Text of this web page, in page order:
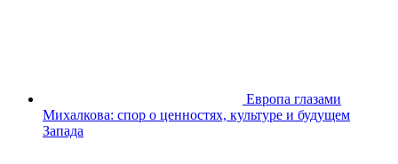
Европа глазами
Михалкова: спор о ценностях, культуре и будущем
Запада